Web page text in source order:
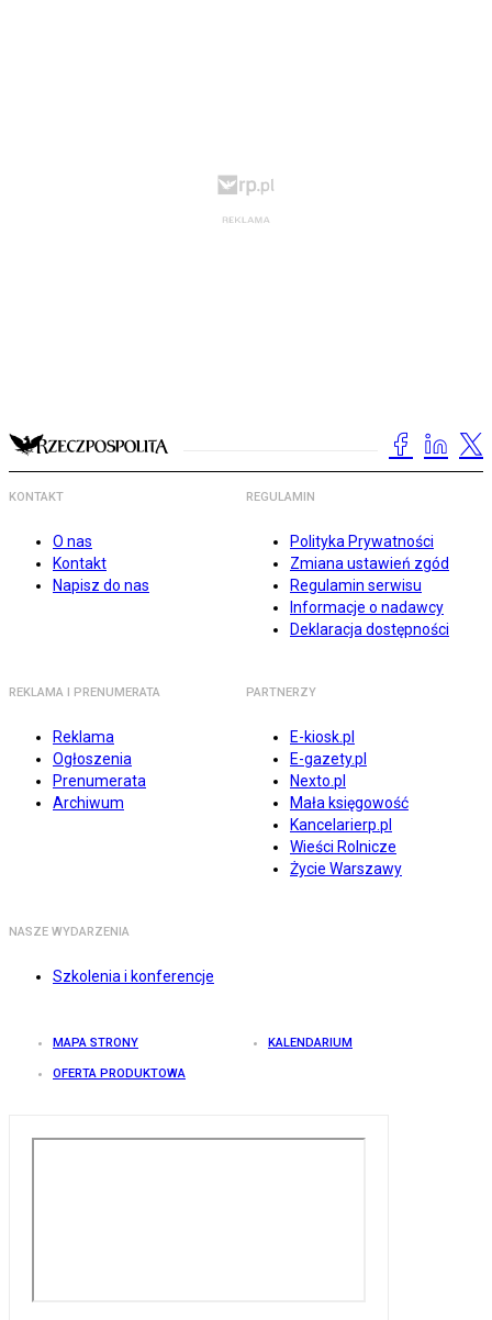
KONTAKT
O nas
Kontakt
Napisz do nas
REGULAMIN
Polityka Prywatności
Zmiana ustawień zgód
Regulamin serwisu
Informacje o nadawcy
Deklaracja dostępności
REKLAMA I PRENUMERATA
Reklama
Ogłoszenia
Prenumerata
Archiwum
PARTNERZY
E-kiosk.pl
E-gazety.pl
Nexto.pl
Mała księgowość
Kancelarierp.pl
Wieści Rolnicze
Życie Warszawy
NASZE WYDARZENIA
Szkolenia i konferencje
MAPA STRONY KALENDARIUM
OFERTA PRODUKTOWA